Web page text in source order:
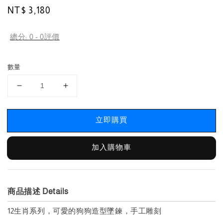
Regular
NT$ 3,180
總分: 0 - 0評價
數量
立即購買
加入購物車
商品描述 Details
12生肖系列，可愛的狗狗造型墜鍊，手工雕刻